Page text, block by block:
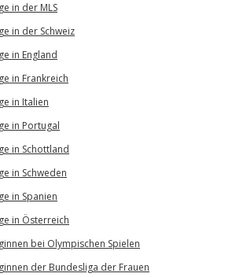
in der MLS
in der Schweiz
in England
in Frankreich
in Italien
in Portugal
in Schottland
in Schweden
in Spanien
in Österreich
bei Olympischen Spielen
der Bundesliga der Frauen